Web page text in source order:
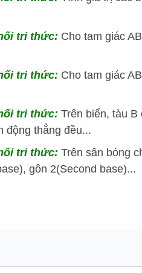
tri thức: Cho tam giác
tri thức: Cho tam giác
tri thức: Trên biển, tàu B
động thẳng đều...
tri thức: Trên sân bóng
gôn 2(Second base)...